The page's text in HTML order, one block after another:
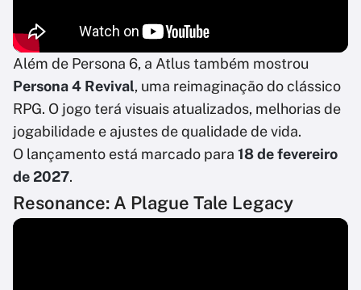
Além de Persona 6, a Atlus também mostrou
Persona 4 Revival, uma reimaginação do clássico
RPG. O jogo terá visuais atualizados, melhorias de
jogabilidade e ajustes de qualidade de vida.
O lançamento está marcado para 18 de fevereiro
de 2027.
Resonance: A Plague Tale Legacy